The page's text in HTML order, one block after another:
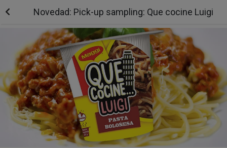
Novedad: Pick-up sampling: Que cocine Luigi